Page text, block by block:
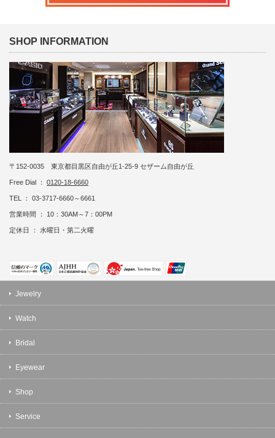
SHOP INFORMATION
〒152-0035 東京都目黒区自由が丘1-25-9 セザーム自由が丘
Free Dial ： 0120-18-6660
TEL ： 03-3717-6660～6661
営業時間 ： 10：30AM～7：00PM
定休日 ： 水曜日・第二火曜
Jewelry
Watch
Bridal
Eyewear
Shop
Service